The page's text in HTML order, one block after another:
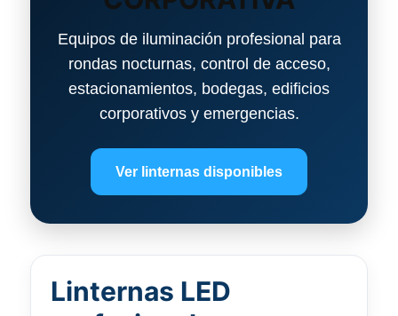
:
$
2
$
,
9
0
.
Equipos de iluminación profesional para
rondas nocturnas, control de acceso,
estacionamientos, bodegas, edificios
corporativos y emergencias.
Ver linternas disponibles
Linternas LED